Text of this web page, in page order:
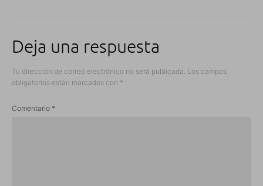
Deja una respuesta
Tu dirección de correo electrónico no será publicada. Los campos
obligatorios están marcados con *
Comentario *